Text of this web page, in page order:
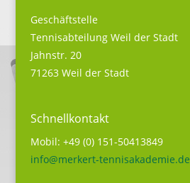
Geschäftstelle
Tennisabteilung Weil der Stadt
Jahnstr. 20
71263 Weil der Stadt
Schnellkontakt
Mobil: +49 (0) 151-50413849
info@merkert-tennisakademie.de